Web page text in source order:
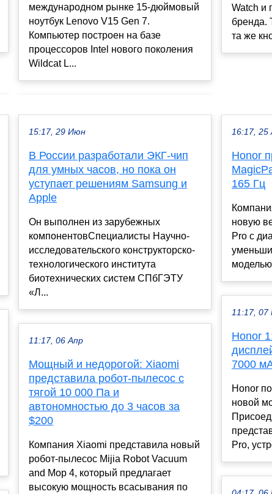
международном рынке 15-дюймовый
ноутбук Lenovo V15 Gen 7.
Компьютер построен на базе
процессоров Intel нового поколения
Wildcat L...
Watch и
бренда.
та же
15:17, 29 Июн
В России разработали ЭКГ-чип
для умных часов, но пока он
уступает решениям Samsung и
Apple
Он выполнен из зарубежных
компонентовСпециалисты Научно-
исследовательского конструкторско-
технологического института
биотехнических систем СПбГЭТУ
«Л...
11:17, 06 Апр
Мощный и недорогой: Xiaomi
представила робот-пылесос с
тягой 10 000 Па и
автономностью до 3 часов за
$200
Компания Xiaomi представила новый
робот-пылесос Mijia Robot Vacuum
and Mop 4, который предлагает
высокую мощность всасывания по
16:17, 25
Honor
165 Гц
новую
Pro с
11:17,
Honor
7000
Honor
новой
Pro,